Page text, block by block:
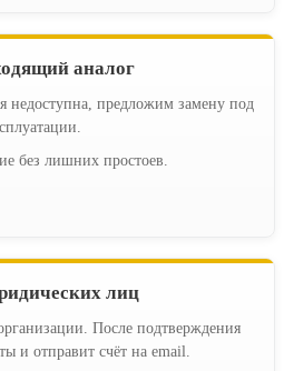
аналог
недоступна, предложим замену под
без лишних простоев.
лиц
После подтверждения
и отправит счёт на email.